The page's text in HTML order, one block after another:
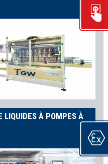
LIQUIDES À POMPES À